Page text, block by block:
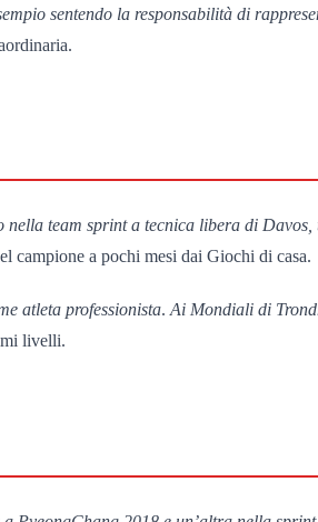
sentendo la responsabilità di
team sprint a tecnica libera di
campione a pochi mesi dai Giochi di casa.
atleta professionista. Ai Mondiali di
livelli.